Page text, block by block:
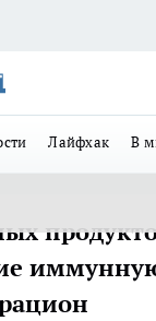
Лайфхак В